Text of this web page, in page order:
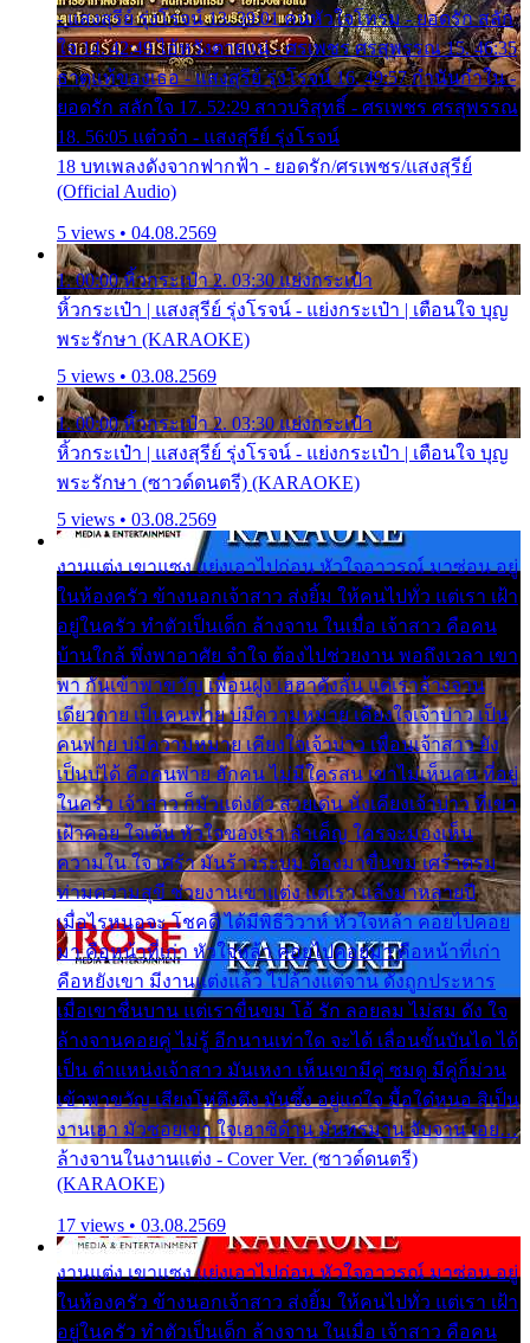
- แสงสุรีย์ รุ่งโรจน์ 13. 39:01 คนหัวใจโทรม - ยอดรัก สลัก
ใจ 14. 42:49 ไอ้หวังตายแน่ - ศรเพชร ศรสุพรรณ 15. 46:35
ธาตุแท้ของเธอ - แสงสุรีย์ รุ่งโรจน์ 16. 49:57 กำนันกำใน -
ยอดรัก สลักใจ 17. 52:29 สาวบริสุทธิ์ - ศรเพชร ศรสุพรรณ
18. 56:05 แต๋วจ๋า - แสงสุรีย์ รุ่งโรจน์
18 บทเพลงดังจากฟากฟ้า - ยอดรัก/ศรเพชร/แสงสุรีย์
(Official Audio)
5 views • 04.08.2569
1. 00:00 หิ้วกระเป๋า 2. 03:30 แย่งกระเป๋า
หิ้วกระเป๋า | แสงสุรีย์ รุ่งโรจน์ - แย่งกระเป๋า | เตือนใจ บุญ
พระรักษา (KARAOKE)
5 views • 03.08.2569
1. 00:00 หิ้วกระเป๋า 2. 03:30 แย่งกระเป๋า
หิ้วกระเป๋า | แสงสุรีย์ รุ่งโรจน์ - แย่งกระเป๋า | เตือนใจ บุญ
พระรักษา (ซาวด์ดนตรี) (KARAOKE)
5 views • 03.08.2569
งานแต่ง เขาแซง แย่งเอาไปก่อน หัวใจอาวรณ์ มาซ่อน อยู่
ในห้องครัว ข้างนอกเจ้าสาว ส่งยิ้ม ให้คนไปทั่ว แต่เรา เฝ้า
อยู่ในครัว ทำตัวเป็นเด็ก ล้างจาน ในเมื่อ เจ้าสาว คือคน
บ้านใกล้ พึ่งพาอาศัย จำใจ ต้องไปช่วยงาน พอถึงเวลา เขา
พา กันเข้าพาขวัญ เพื่อนฝูง เฮฮาดังลั่น แต่เราล้างจาน
เดียวดาย เป็นคนพ่าย บ่มีความหมาย เคียงใจเจ้าบ่าว เป็น
คนพ่าย บ่มีความหมาย เคียงใจเจ้าบ่าว เพื่อนเจ้าสาว ยัง
เป็นบ่ได้ คือคนพ่าย ฮักคน ไม่มีใครสน เขาไม่เห็นคน ที่อยู่
ในครัว เจ้าสาว ก็มัวแต่งตัว สวยเด่น นั่งเคียงเจ้าบ่าว ที่เขา
เฝ้าคอย ใจเต้น หัวใจของเรา ลำเค็ญ ใครจะมองเห็น
ความใน ใจ เศร้า มันร้าวระบม ต้องมาขื่นขม เศร้าตรม
ท่ามความสุขี ช่วยงานเขาแต่ง แต่เรา แล้งมาหลายปี
เมื่อไรหนอจะ โชคดี ได้มีพิธีวิวาห์ หัวใจหล้า คอยไปคอย
มา คือหน้าที่เก่า หัวใจหล้า คอยไปคอยมา คือหน้าที่เก่า
คือหยังเขา มีงานแต่งแล้ว ไปล้างแต่จาน ดั่งถูกประหาร
เมื่อเขาชื่นบาน แต่เราขื่นขม โอ้ รัก ลอยลม ไม่สม ดัง ใจ
ล้างจานคอยคู่ ไม่รู้ อีกนานเท่าใด จะได้ เลื่อนขั้นบันได ได้
เป็น ตำแหน่งเจ้าสาว มันเหงา เห็นเขามีคู่ ซมดู มีคู่ก็ม่วน
เข้าพาขวัญ เสียงโห่ตึงตึง มันซึ้ง อยู่แก่ใจ มื้อใด๋หนอ สิเป็น
งานเฮา มัวซอยเขา ใจเฮาซิด้าน มันทรมาน จับจาน เอย…
ล้างจานในงานแต่ง - Cover Ver. (ซาวด์ดนตรี)
(KARAOKE)
17 views • 03.08.2569
งานแต่ง เขาแซง แย่งเอาไปก่อน หัวใจอาวรณ์ มาซ่อน อยู่
ในห้องครัว ข้างนอกเจ้าสาว ส่งยิ้ม ให้คนไปทั่ว แต่เรา เฝ้า
อยู่ในครัว ทำตัวเป็นเด็ก ล้างจาน ในเมื่อ เจ้าสาว คือคน